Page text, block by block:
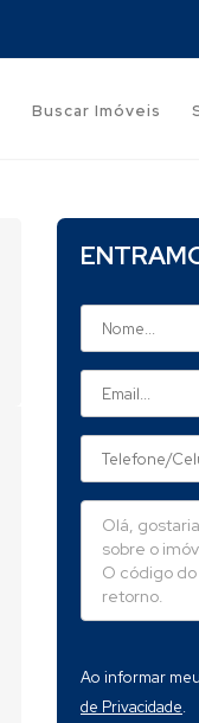
Buscar Imóveis
Ao informar
de Privacidade.